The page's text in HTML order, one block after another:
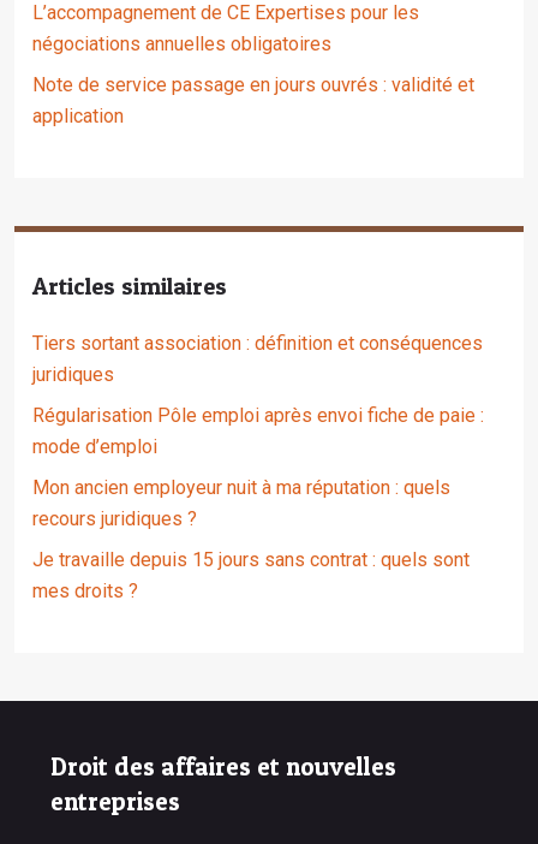
L’accompagnement de CE Expertises pour les
négociations annuelles obligatoires
Note de service passage en jours ouvrés : validité et
application
Articles similaires
Tiers sortant association : définition et conséquences
juridiques
Régularisation Pôle emploi après envoi fiche de paie :
mode d’emploi
Mon ancien employeur nuit à ma réputation : quels
recours juridiques ?
Je travaille depuis 15 jours sans contrat : quels sont
mes droits ?
Droit des affaires et nouvelles
entreprises